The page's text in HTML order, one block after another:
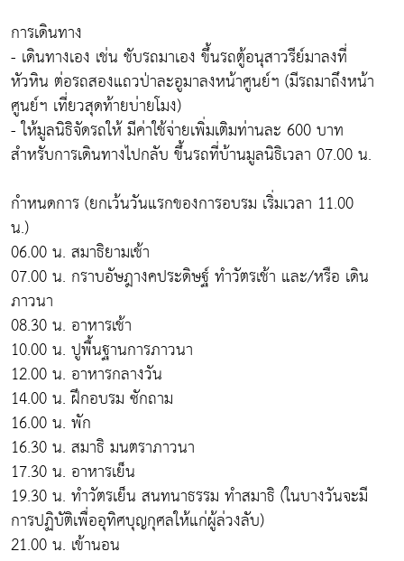
การเดินทาง
- เดินทางเอง เช่น ชับรถมาเอง ขึ้นรถตู้อนุสาวรีย์มาลงที่
หัวหิน ต่อรถสองแถวป่าละอูมาลงหน้าศูนย์ฯ (มีรถมาถึงหน้า
ศูนย์ฯ เที่ยวสุดท้ายบ่ายโมง)
- ให้มูลนิธิจัดรถให้ มีค่าใช้จ่ายเพิ่มเติมท่านละ 600 บาท
สำหรับการเดินทางไปกลับ ขึ้นรถที่บ้านมูลนิธิเวลา 07.00 น.
กำหนดการ (ยกเว้นวันแรกของการอบรม เริ่มเวลา 11.00
น.)
06.00 น. สมาธิยามเช้า
07.00 น. กราบอัษฎางคประดิษฐ์ ทำวัตรเช้า และ/หรือ เดิน
ภาวนา
08.30 น. อาหารเช้า
10.00 น. ปูพื้นฐานการภาวนา
12.00 น. อาหารกลางวัน
14.00 น. ฝึกอบรม ซักถาม
16.00 น. พัก
16.30 น. สมาธิ มนตราภาวนา
17.30 น. อาหารเย็น
19.30 น. ทำวัตรเย็น สนทนาธรรม ทำสมาธิ (ในบางวันจะมี
การปฏิบัติเพื่ออุทิศบุญกุศลให้แก่ผู้ล่วงลับ)
21.00 น. เข้านอน